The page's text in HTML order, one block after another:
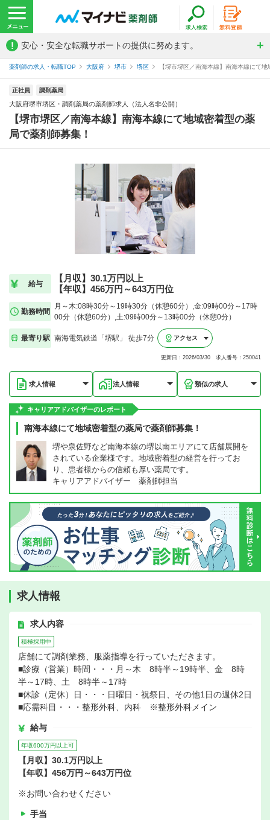
! 安心・安全な転職サポートの提供に努めます。
薬剤師の求人・転職TOP 大阪府 堺市 堺区 【堺市堺区／南海本線】南海本線にて
正社員 調剤薬局
大阪府堺市堺区・調剤薬局の薬剤師求人（法人名非公開）
【堺市堺区／南海本線】南海本線にて地域密着型の薬
局で薬剤師募集！
給与
【月収】30.1万円以上
【年収】456万円～643万円位
勤務時間
月～木:08時30分～19時30分（休憩60分）,金:09時00分～17時
00分（休憩60分）,土:09時00分～13時00分（休憩0分）
最寄り駅 南海電気鉄道「堺駅」 徒歩7分 アクセス
更新日：2026/03/30 求人番号：250041
求人情報 法人情報 類似の求人
キャリアアドバイザーのレポート
南海本線にて地域密着型の薬局で薬剤師募集！
堺や泉佐野など南海本線の堺以南エリアにて店舗展開を
されている企業様です。地域密着型の経営を行ってお
り、患者様からの信頼も厚い薬局です。
キャリアアドバイザー 薬剤師担当
求人情報
求人内容
積極採用中
店舗にて調剤業務、服薬指導を行っていただきます。
■診療（営業）時間・・・月～木 8時半～19時半、金 8時
半～17時、土 8時半～17時
■休診（定休）日・・・日曜日・祝祭日、その他1日の週休2日
■応需科目・・・整形外科、内科 ※整形外科メイン
給与
年収600万円以上可
【月収】30.1万円以上
【年収】456万円～643万円位
※お問い合わせください
手当